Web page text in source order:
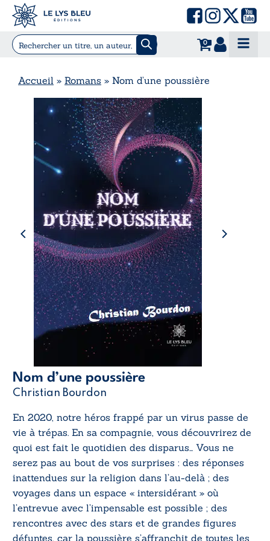
0
Accueil » Romans » Nom d’une poussière
Nom d’une poussière
Christian Bourdon
En 2020, notre héros frappé par un virus passe de
vie à trépas. En sa compagnie, vous découvrirez de
quoi est fait le quotidien des disparus… Vous ne
serez pas au bout de vos surprises : des réponses
inattendues sur la religion dans l’au-delà ; des
voyages dans un espace « intersidérant » où
l’entrevue avec l’impensable est possible ; des
rencontres avec des stars et de grandes figures
défuntes, car la poussière s’affranchit de toutes les